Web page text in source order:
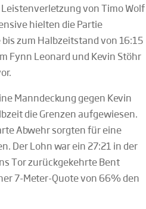
von Timo Wolf
hielten die Partie
zum Halbzeitstand von 16:15
Fynn Leonard und Kevin Stöhr
Manndeckung gegen Kevin
die Grenzen aufgewiesen.
Abwehr sorgten für eine
Der Lohn war ein 27:21 in der
Tor zurückgekehrte Bent
7-Meter-Quote von 66% den